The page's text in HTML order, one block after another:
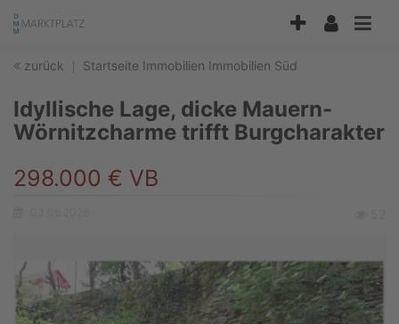
Modus
zur
zum
Inhalt
zurück Startseite Immobilien Immobilien Süd
Idyllische Lage, dicke Mauern-
Wörnitzcharme trifft Burgcharakter
298.000 € VB